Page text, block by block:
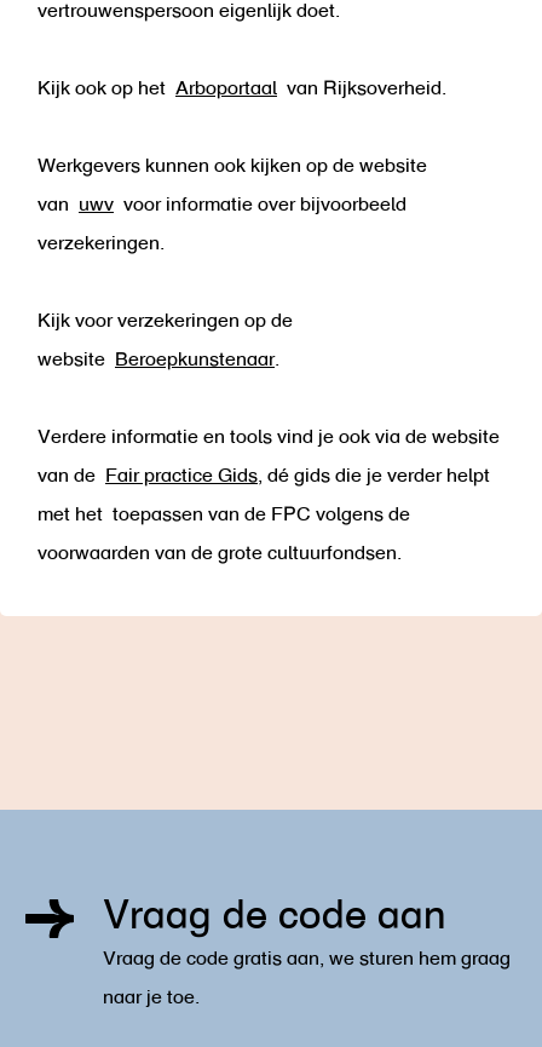
vertrouwenspersoon eigenlijk doet.
Kijk ook op het Arboportaal van Rijksoverheid.
Werkgevers kunnen ook kijken op de website
van uwv voor informatie over bijvoorbeeld
verzekeringen.
Kijk voor verzekeringen op de
website Beroepkunstenaar.
Verdere informatie en tools vind je ook via de website
van de Fair practice Gids, dé gids die je verder helpt
met het toepassen van de FPC volgens de
voorwaarden van de grote cultuurfondsen.
Vraag de code aan
Vraag de code gratis aan, we sturen hem graag
naar je toe.